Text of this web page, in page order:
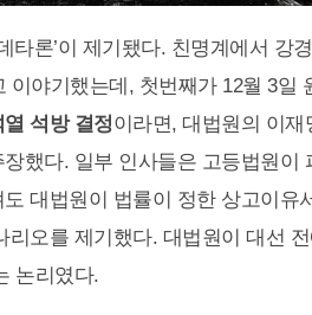
타론’이 제기됐다. 친명계에서 강
이야기했는데, 첫번째가 12월 3일
열 석방 결정이라면, 대법원의 이
했다. 일부 인사들은 고등법원이
대법원이 법률이 정한 상고이유
리오를 제기했다. 대법원이 대선
논리였다.